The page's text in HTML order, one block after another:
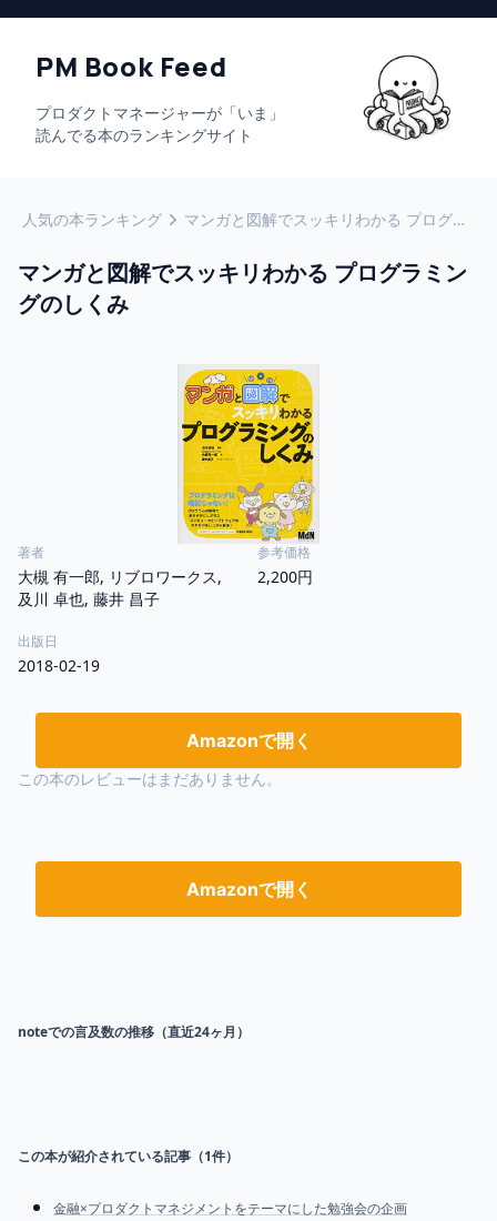
PM Book Feed
プロダクトマネージャーが「いま」
読んでる本のランキングサイト
人気の本ランキング マンガと図解でスッキリわかる プログラミングのしくみ
マンガと図解でスッキリわかる プログラミン
グのしくみ
著者
大槻 有一郎, リブロワークス,
及川 卓也, 藤井 昌子
参考価格
2,200円
出版日
2018-02-19
Amazonで開く
この本のレビューはまだありません。
Amazonで開く
noteでの言及数の推移（直近24ヶ月）
この本が紹介されている記事（1件）
金融×プロダクトマネジメントをテーマにした勉強会の企画